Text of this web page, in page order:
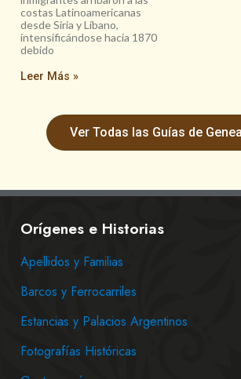
costas Latinoamericanas
desde Siria y Líbano,
intensificándose hacia 1870
debido
Leer Más »
Ver Todas las Guías de
Orígenes e Historias
Apellidos y Familias
Barcos y Ferrocarriles
Estancias y Palacios Argentinos
Fotografías Históricas